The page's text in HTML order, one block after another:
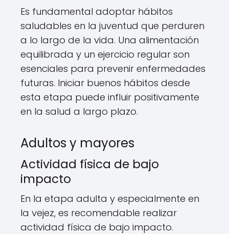
Es fundamental adoptar hábitos
saludables en la juventud que perduren
a lo largo de la vida. Una alimentación
equilibrada y un ejercicio regular son
esenciales para prevenir enfermedades
futuras. Iniciar buenos hábitos desde
esta etapa puede influir positivamente
en la salud a largo plazo.
Adultos y mayores
Actividad física de bajo
impacto
En la etapa adulta y especialmente en
la vejez, es recomendable realizar
actividad física de bajo impacto.